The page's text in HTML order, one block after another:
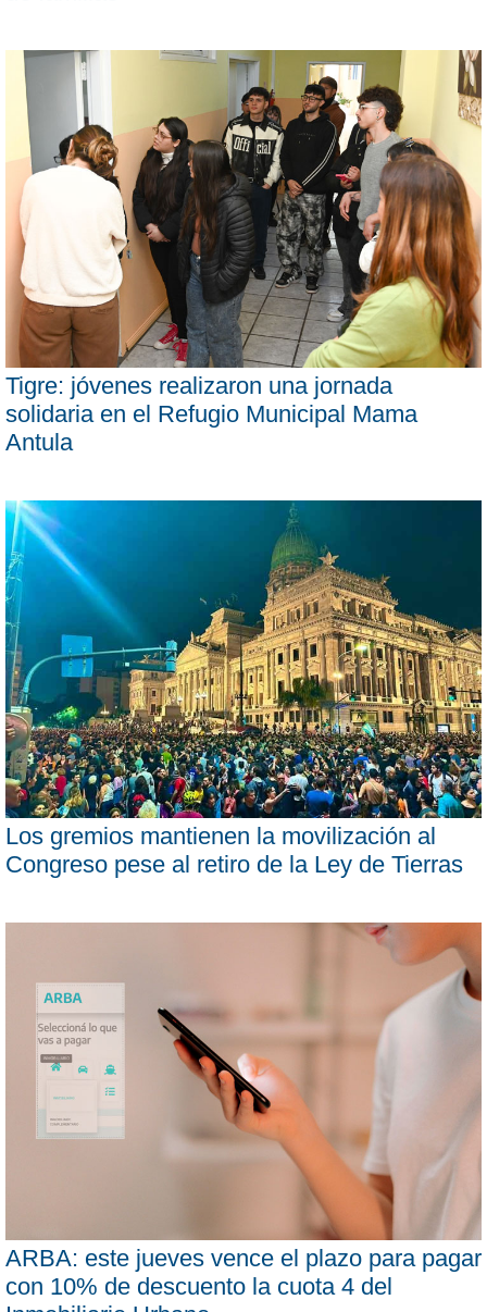
Tigre: jóvenes realizaron una jornada
solidaria en el Refugio Municipal Mama
Antula
Los gremios mantienen la movilización al
Congreso pese al retiro de la Ley de Tierras
ARBA: este jueves vence el plazo para pagar
con 10% de descuento la cuota 4 del